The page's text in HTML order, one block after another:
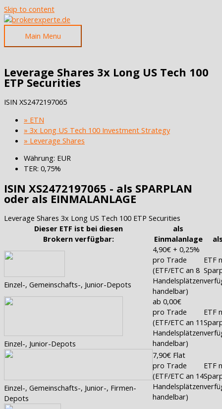
Skip to content
Main Menu
Leverage Shares 3x Long US Tech 100
ETP Securities
ISIN XS2472197065
» ETN
» 3x Long US Tech 100 Investment Strategy
» Leverage Shares
Währung: EUR
TER: 0,75%
ISIN XS2472197065 - als SPARPLAN
oder als EINMALANLAGE
Leverage Shares 3x Long US Tech 100 ETP Securities
Dieser ETF ist bei diesen
Brokern verfügbar:
als
Einmalanlage
Einzel-, Gemeinschafts-, Junior-Depots
4,90€ + 0,25%
pro Trade
(ETF/ETC an 8
Handelsplätzen
handelbar)
ETF
Einzel-, Junior-Depots
ab 0,00€
pro Trade
(ETF/ETC an 11
Handelsplätzen
handelbar)
ETF
Einzel-, Gemeinschafts-, Junior-, Firmen-
Depots
7,90€ Flat
pro Trade
(ETF/ETC an 14
Handelsplätzen
handelbar)
ETF